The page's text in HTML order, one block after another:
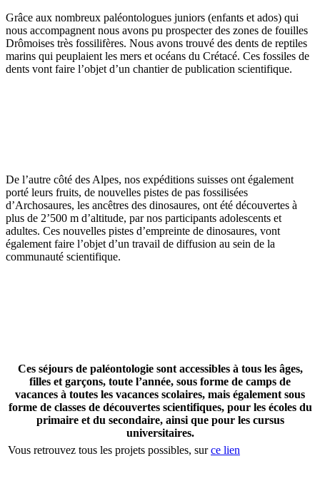
Grâce aux nombreux paléontologues juniors (enfants et ados) qui
nous accompagnent nous avons pu prospecter des zones de fouilles
Drômoises très fossilifères. Nous avons trouvé des dents de reptiles
marins qui peuplaient les mers et océans du Crétacé. Ces fossiles de
dents vont faire l’objet d’un chantier de publication scientifique.
De l’autre côté des Alpes, nos expéditions suisses ont également
porté leurs fruits, de nouvelles pistes de pas fossilisées
d’Archosaures, les ancêtres des dinosaures, ont été découvertes à
plus de 2’500 m d’altitude, par nos participants adolescents et
adultes. Ces nouvelles pistes d’empreinte de dinosaures, vont
également faire l’objet d’un travail de diffusion au sein de la
communauté scientifique.
Ces séjours de paléontologie sont accessibles à tous les âges,
filles et garçons, toute l’année, sous forme de camps de
vacances à toutes les vacances scolaires, mais également sous
forme de classes de découvertes scientifiques, pour les écoles du
primaire et du secondaire, ainsi que pour les cursus
universitaires.
Vous retrouvez tous les projets possibles, surce lien